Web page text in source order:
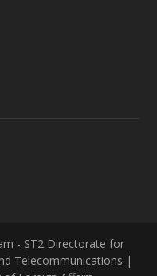
- ST2 Directorate for
Telecommunications |